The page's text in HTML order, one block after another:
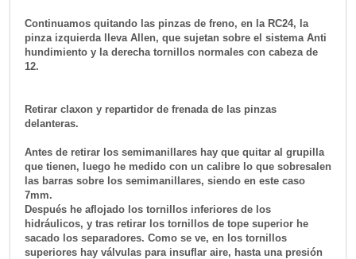
Continuamos quitando las pinzas de freno, en la RC24, la
pinza izquierda lleva Allen, que sujetan sobre el sistema Anti
hundimiento y la derecha tornillos normales con cabeza de
12.
Retirar claxon y repartidor de frenada de las pinzas
delanteras.
Antes de retirar los semimanillares hay que quitar al grupilla
que tienen, luego he medido con un calibre lo que sobresalen
las barras sobre los semimanillares, siendo en este caso
7mm.
Después he aflojado los tornillos inferiores de los
hidráulicos, y tras retirar los tornillos de tope superior he
sacado los separadores. Como se ve, en los tornillos
superiores hay válvulas para insuflar aire, hasta una presión